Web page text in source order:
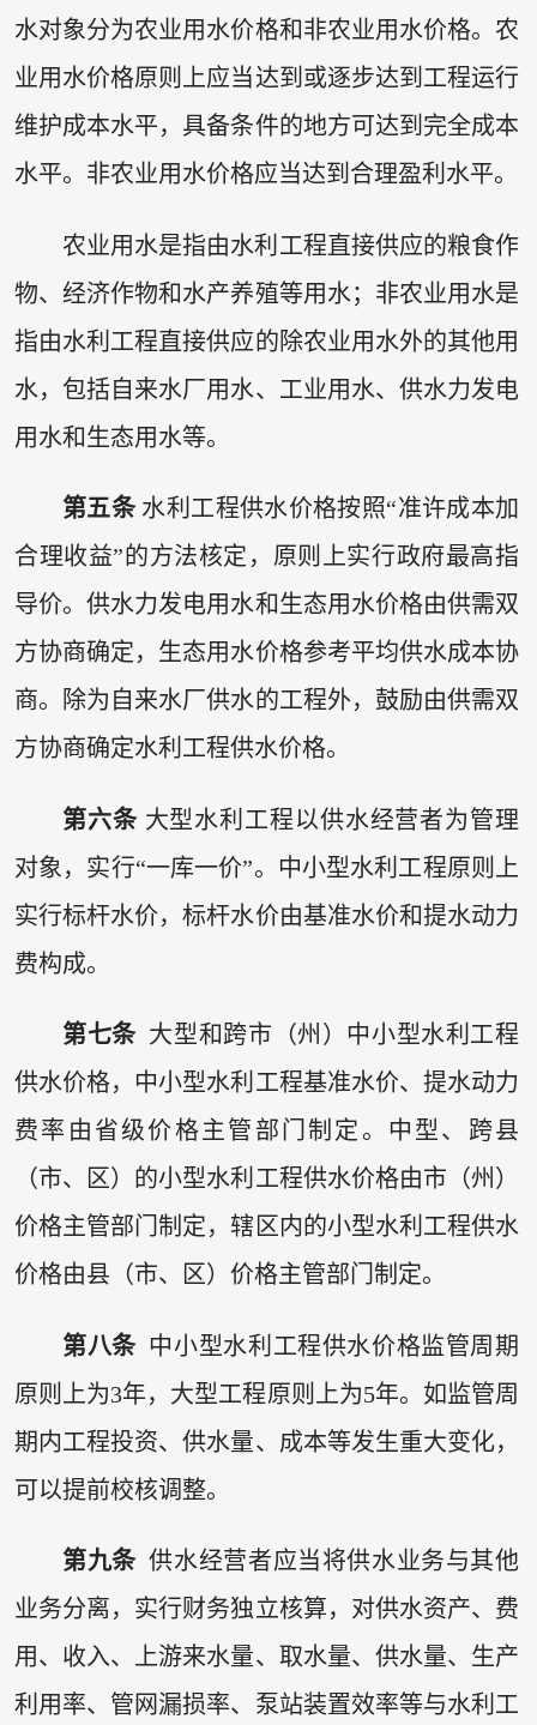
水对象分为农业用水价格和非农业用水价格。农
业用水价格原则上应当达到或逐步达到工程运行
维护成本水平，具备条件的地方可达到完全成本
水平。非农业用水价格应当达到合理盈利水平。
农业用水是指由水利工程直接供应的粮食作
物、经济作物和水产养殖等用水；非农业用水是
指由水利工程直接供应的除农业用水外的其他用
水，包括自来水厂用水、工业用水、供水力发电
用水和生态用水等。
第五条水利工程供水价格按照“准许成本加
合理收益”的方法核定，原则上实行政府最高指
导价。供水力发电用水和生态用水价格由供需双
方协商确定，生态用水价格参考平均供水成本协
商。除为自来水厂供水的工程外，鼓励由供需双
方协商确定水利工程供水价格。
第六条大型水利工程以供水经营者为管理
对象，实行“一库一价”。中小型水利工程原则上
实行标杆水价，标杆水价由基准水价和提水动力
费构成。
第七条大型和跨市（州）中小型水利工程
供水价格，中小型水利工程基准水价、提水动力
费率由省级价格主管部门制定。中型、跨县
（市、区）的小型水利工程供水价格由市（州）
价格主管部门制定，辖区内的小型水利工程供水
价格由县（市、区）价格主管部门制定。
第八条中小型水利工程供水价格监管周期
原则上为3年，大型工程原则上为5年。如监管周
期内工程投资、供水量、成本等发生重大变化，
可以提前校核调整。
第九条供水经营者应当将供水业务与其他
业务分离，实行财务独立核算，对供水资产、费
用、收入、上游来水量、取水量、供水量、生产
利用率、管网漏损率、泵站装置效率等与水利工